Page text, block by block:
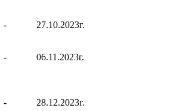
- 27.10.2023г.
- 06.11.2023г.
- 28.12.2023г.